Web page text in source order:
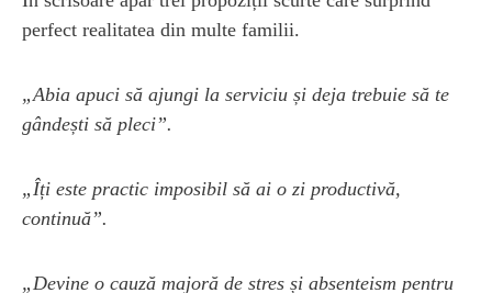
perfect realitatea din multe familii.
„Abia apuci să ajungi la serviciu și deja trebuie să te
gândești să pleci”.
„Îți este practic imposibil să ai o zi productivă,
continuă”.
„Devine o cauză majoră de stres și absenteism pentru